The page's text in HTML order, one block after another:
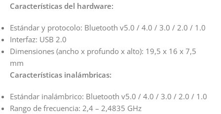
Características del hardware:
Estándar y protocolo: Bluetooth v5.0 / 4.0 / 3.0 / 2.0 / 1.0
Interfaz: USB 2.0
Dimensiones (ancho x profundo x alto): 19,5 x 16 x 7,5
mm
Características inalámbricas:
Estándar inalámbrico: Bluetooth v5.0 / 4.0 / 3.0 / 2.0 / 1.0
Rango de frecuencia: 2,4 – 2,4835 GHz